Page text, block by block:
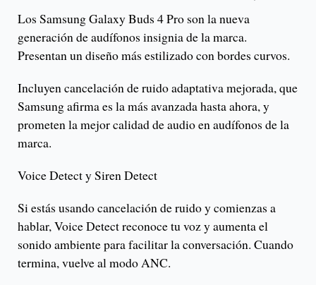
Los Samsung Galaxy Buds 4 Pro son la nueva
generación de audífonos insignia de la marca.
Presentan un diseño más estilizado con bordes curvos.
Incluyen cancelación de ruido adaptativa mejorada, que
Samsung afirma es la más avanzada hasta ahora, y
prometen la mejor calidad de audio en audífonos de la
marca.
Voice Detect y Siren Detect
Si estás usando cancelación de ruido y comienzas a
hablar, Voice Detect reconoce tu voz y aumenta el
sonido ambiente para facilitar la conversación. Cuando
termina, vuelve al modo ANC.